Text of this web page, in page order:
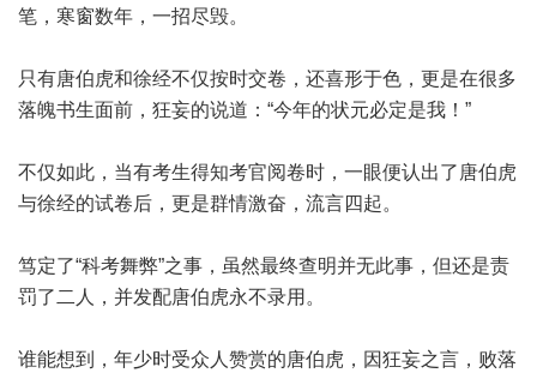
笔，寒窗数年，一招尽毁。
只有唐伯虎和徐经不仅按时交卷，还喜形于色，更是在很多
落魄书生面前，狂妄的说道：“今年的状元必定是我！”
不仅如此，当有考生得知考官阅卷时，一眼便认出了唐伯虎
与徐经的试卷后，更是群情激奋，流言四起。
笃定了“科考舞弊”之事，虽然最终查明并无此事，但还是责
罚了二人，并发配唐伯虎永不录用。
谁能想到，年少时受众人赞赏的唐伯虎，因狂妄之言，败落